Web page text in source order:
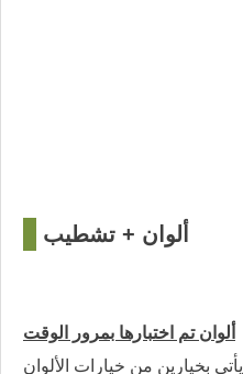
ألوان تم اختبارها بمرور الوقت
يأتي بخيارين من خيارات الألوان